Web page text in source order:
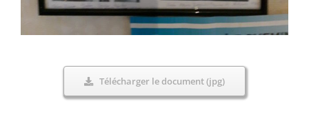
Télécharger le document (jpg)